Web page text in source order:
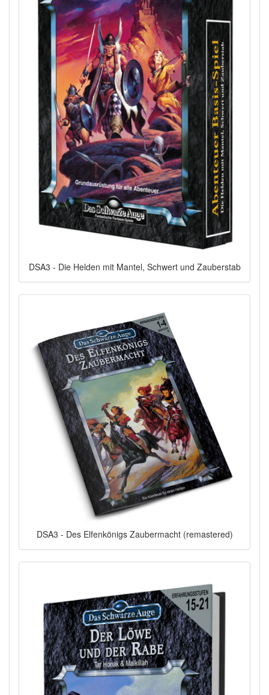
DSA3 - Die Helden mit Mantel, Schwert und Zauberstab
DSA3 - Des Elfenkönigs Zaubermacht (remastered)